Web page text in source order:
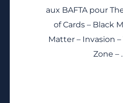
aux BAFTA pour
of Cards – Black
Matter – Invasion
Zone –